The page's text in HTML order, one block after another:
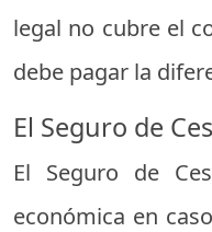
legal no cubre el
debe pagar la
El Seguro de
El Seguro de
económica en